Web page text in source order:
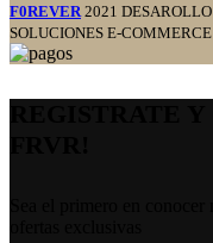
F0REVER 2021 DESAROLLO
SOLUCIONES E-COMMERCE